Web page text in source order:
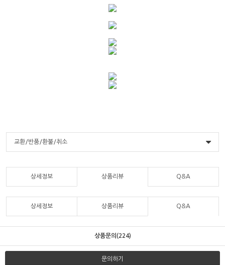
교환/반품/환불/취소
상세정보 상품리뷰 Q&A
상세정보 상품리뷰 Q&A
상품문의(224)
문의하기